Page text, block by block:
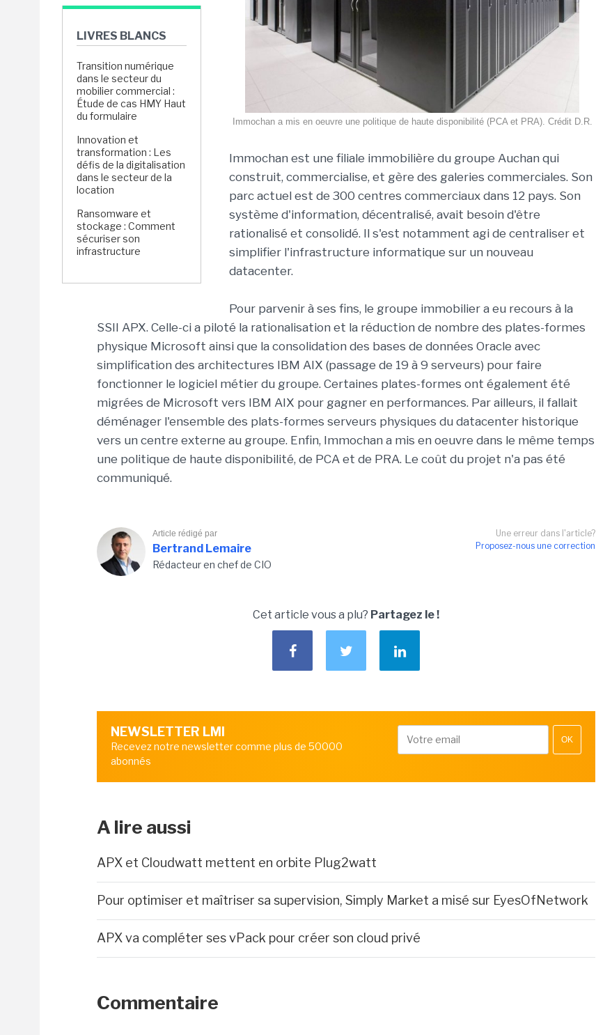
LIVRES BLANCS
Transition numérique
dans le secteur du
mobilier commercial :
Étude de cas HMY Haut
du formulaire
Innovation et
transformation : Les
défis de la digitalisation
dans le secteur de la
location
Ransomware et
stockage : Comment
sécuriser son
infrastructure
Immochan a mis en oeuvre une politique de haute disponibilité (PCA et PRA). Crédit D.R.
Immochan est une filiale immobilière du groupe Auchan qui
construit, commercialise, et gère des galeries commerciales. Son
parc actuel est de 300 centres commerciaux dans 12 pays. Son
système d'information, décentralisé, avait besoin d'être
rationalisé et consolidé. Il s'est notamment agi de centraliser et
simplifier l'infrastructure informatique sur un nouveau
datacenter.
Pour parvenir à ses fins, le groupe immobilier a eu recours à la
SSII APX. Celle-ci a piloté la rationalisation et la réduction de nombre des plates-formes
physique Microsoft ainsi que la consolidation des bases de données Oracle avec
simplification des architectures IBM AIX (passage de 19 à 9 serveurs) pour faire
fonctionner le logiciel métier du groupe. Certaines plates-formes ont également été
migrées de Microsoft vers IBM AIX pour gagner en performances. Par ailleurs, il fallait
déménager l'ensemble des plats-formes serveurs physiques du datacenter historique
vers un centre externe au groupe. Enfin, Immochan a mis en oeuvre dans le même temps
une politique de haute disponibilité, de PCA et de PRA. Le coût du projet n'a pas été
communiqué.
Une erreur dans l'article?
Proposez-nous une correction
Article rédigé par
Bertrand Lemaire
Rédacteur en chef de CIO
Cet article vous a plu? Partagez le !
NEWSLETTER LMI
Recevez notre newsletter comme plus de 50000
abonnés
OK
A lire aussi
APX et Cloudwatt mettent en orbite Plug2watt
Pour optimiser et maîtriser sa supervision, Simply Market a misé sur EyesOfNetwork
APX va compléter ses vPack pour créer son cloud privé
Commentaire